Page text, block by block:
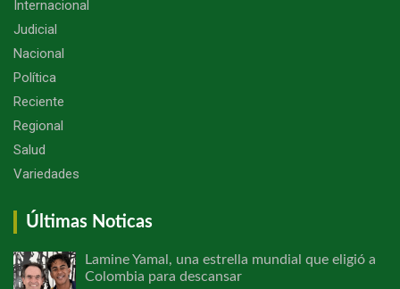
Internacional
Judicial
Nacional
Política
Reciente
Regional
Salud
Variedades
Últimas Noticas
Lamine Yamal, una estrella mundial que eligió a
Colombia para descansar